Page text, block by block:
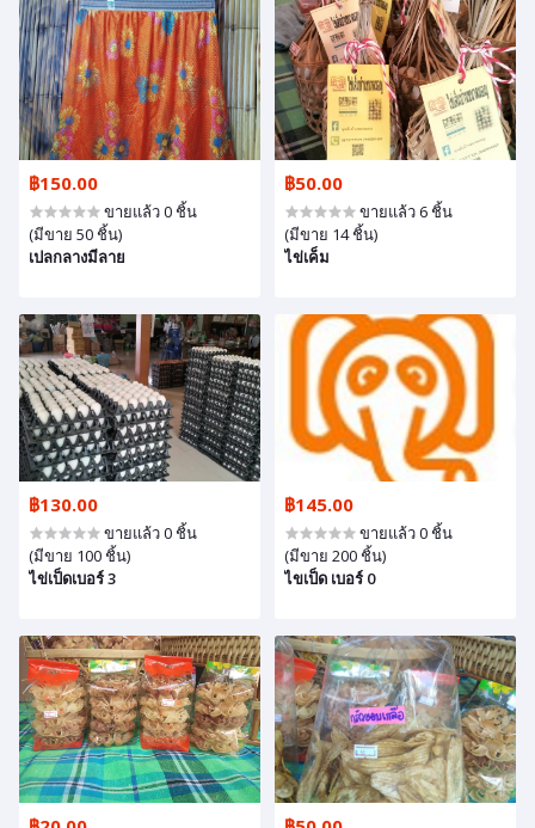
฿150.00
ขายแล้ว 0 ชิ้น
(มีขาย 50 ชิ้น)
เปลกลางมีลาย
฿50.00
ขายแล้ว 6 ชิ้น
(มีขาย 14 ชิ้น)
ไข่เค็ม
฿130.00
ขายแล้ว 0 ชิ้น
(มีขาย 100 ชิ้น)
ไข่เป็ดเบอร์ 3
฿145.00
ขายแล้ว 0 ชิ้น
(มีขาย 200 ชิ้น)
ไขเป็ด เบอร์ 0